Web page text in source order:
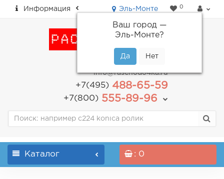
Информация Эль-Монте
Ваш город —
Эль-Монте?
0
пн-пт: с 9.00 до 18.00
info@raschodo4ka.ru
+7(495)488-65-59
+7(800)555-89-96
Каталог : 0